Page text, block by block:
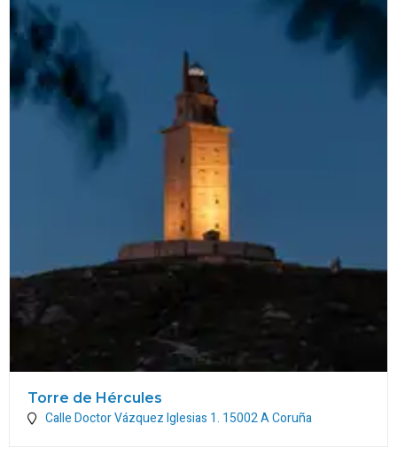
Torre de Hércules
Calle Doctor Vázquez Iglesias 1. 15002A Coruña